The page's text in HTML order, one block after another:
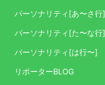
パーソナリティ[あ〜さ行]
パーソナリティ[た〜な行]
パーソナリティ[は行〜]
リポーターBLOG